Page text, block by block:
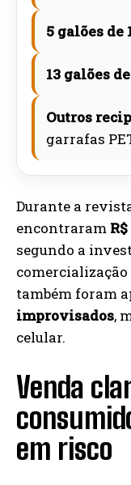
5 galões de
13 galões
Outros
garrafas
Durante a
encontraram
segundo a
também foram
improvisados,
celular.
Venda
em risco